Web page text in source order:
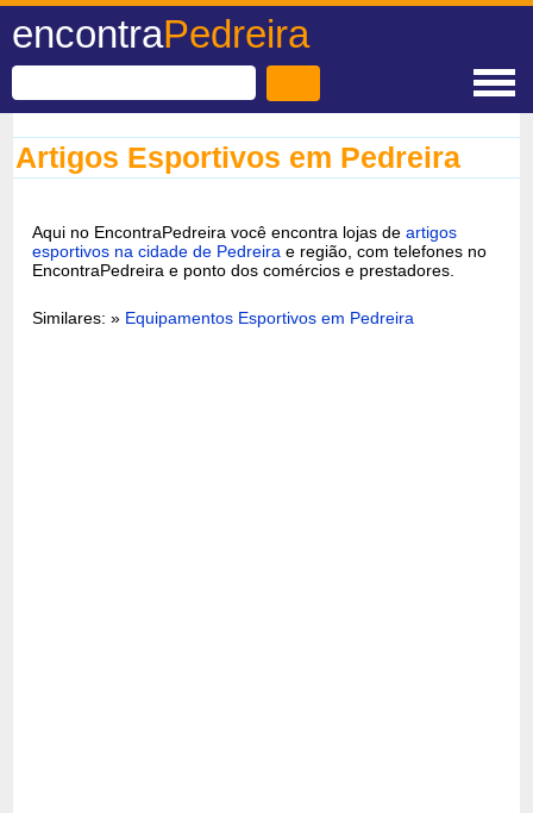
encontraPedreira
Artigos Esportivos em Pedreira
Aqui no EncontraPedreira você encontra lojas deartigos
esportivos na cidade de Pedreira e região, com telefones no
EncontraPedreira e ponto dos comércios e prestadores.
Similares: » Equipamentos Esportivos em Pedreira